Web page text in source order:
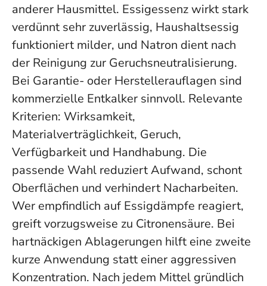
anderer Hausmittel. Essigessenz wirkt stark
verdünnt sehr zuverlässig, Haushaltsessig
funktioniert milder, und Natron dient nach
der Reinigung zur Geruchsneutralisierung.
Bei Garantie- oder Herstellerauflagen sind
kommerzielle Entkalker sinnvoll. Relevante
Kriterien: Wirksamkeit,
Materialverträglichkeit, Geruch,
Verfügbarkeit und Handhabung. Die
passende Wahl reduziert Aufwand, schont
Oberflächen und verhindert Nacharbeiten.
Wer empfindlich auf Essigdämpfe reagiert,
greift vorzugsweise zu Citronensäure. Bei
hartnäckigen Ablagerungen hilft eine zweite
kurze Anwendung statt einer aggressiven
Konzentration. Nach jedem Mittel gründlich